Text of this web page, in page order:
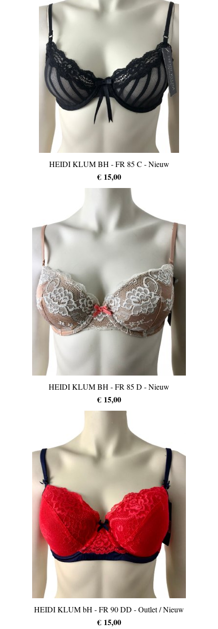
HEIDI KLUM BH - FR 85 C - Nieuw
€ 15,00
HEIDI KLUM BH - FR 85 D - Nieuw
€ 15,00
HEIDI KLUM bH - FR 90 DD - Outlet / Nieuw
€ 15,00